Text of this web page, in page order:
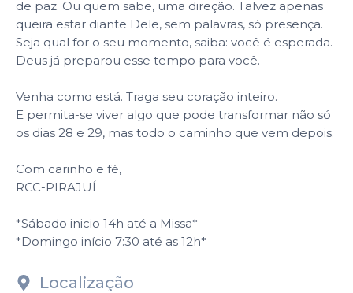
de paz. Ou quem sabe, uma direção. Talvez apenas
queira estar diante Dele, sem palavras, só presença.
Seja qual for o seu momento, saiba: você é esperada.
Deus já preparou esse tempo para você.
Venha como está. Traga seu coração inteiro.
E permita-se viver algo que pode transformar não só
os dias 28 e 29, mas todo o caminho que vem depois.
Com carinho e fé,
RCC-PIRAJUÍ
*Sábado inicio 14h até a Missa*
*Domingo início 7:30 até as 12h*
Localização